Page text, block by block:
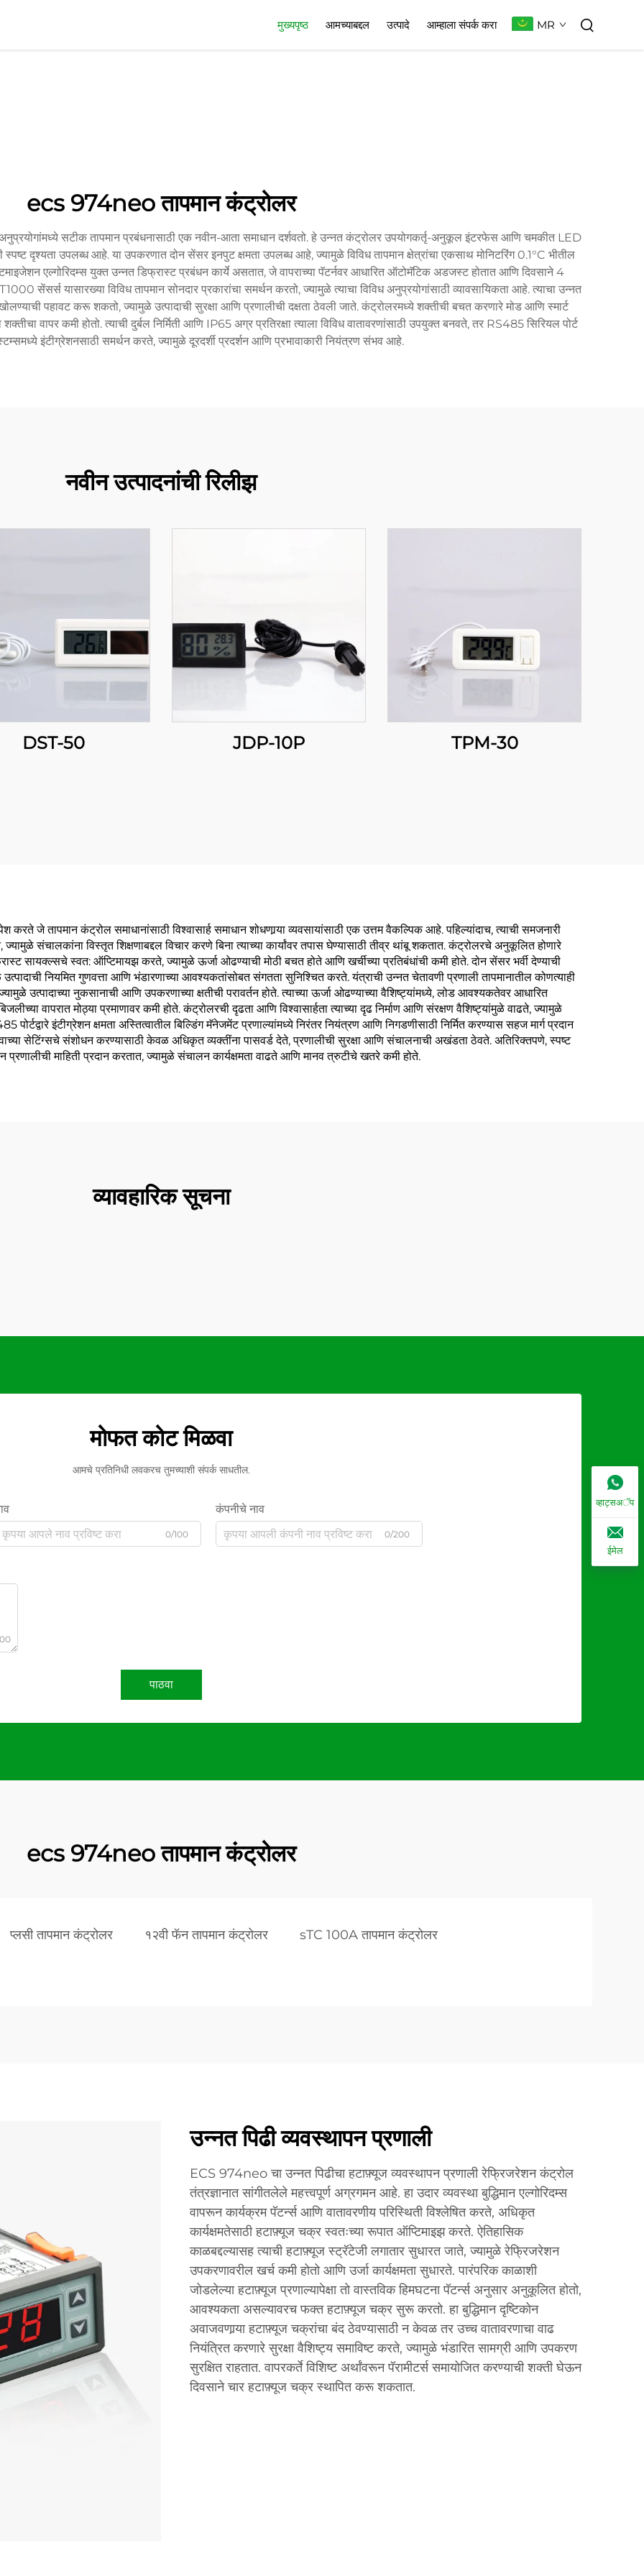
मुख्यपृष्ठ आमच्याबद्दल उत्पादे आम्हाला संपर्क करा MR
ecs 974neo तापमान कंट्रोलर
सटीक तापमान प्रबंधनासाठी एक नवीन-आता समाधान दर्शवतो. हे उन्नत कंट्रोलर उपयोगकर्तृ-अनुकूल इंटरफेस आणि चमकीत LED
दृश्यता उपलब्ध आहे. या उपकरणात दोन सेंसर इनपुट क्षमता उपलब्ध आहे, ज्यामुळे विविध तापमान क्षेत्रांचा एकसाथ मोनिटरिंग 0.1°C भीतील
एल्गोरिदम्स युक्त उन्नत डिफ्रास्ट प्रबंधन कार्ये असतात, जे वापराच्या पॅटर्नवर आधारित ऑटोमॅटिक अडजस्ट होतात आणि दिवसाने 4
यासारख्या विविध तापमान सोनदार प्रकारांचा समर्थन करतो, ज्यामुळे त्याचा विविध अनुप्रयोगांसाठी व्यावसायिकता आहे. त्याचा उन्नत
पहावट करू शकतो, ज्यामुळे उत्पादाची सुरक्षा आणि प्रणालीची दक्षता ठेवली जाते. कंट्रोलरमध्ये शक्तीची बचत करणारे मोड आणि स्मार्ट
वापर कमी होतो. त्याची दुर्बल निर्मिती आणि IP65 अग्र प्रतिरक्षा त्याला विविध वातावरणांसाठी उपयुक्त बनवते, तर RS485 सिरियल पोर्ट
इंटीग्रेशनसाठी समर्थन करते, ज्यामुळे दूरदर्शी प्रदर्शन आणि प्रभावाकारी नियंत्रण संभव आहे.
नवीन उत्पादनांची रिलीझ
DST-50 JDP-10P TPM-30
जे तापमान कंट्रोल समाधानांसाठी विश्वासार्ह समाधान शोधणार्‍या व्यवसायांसाठी एक उत्तम वैकल्पिक आहे. पहिल्यांदाच, त्याची समजनारी
संचालकांना विस्तृत शिक्षणाबद्दल विचार करणे बिना त्याच्या कार्यांवर तपास घेण्यासाठी तीव्र थांबू शकतात. कंट्रोलरचे अनुकूलित होणारे
सायक्ल्सचे स्वत: ऑप्टिमायझ करते, ज्यामुळे ऊर्जा ओढण्याची मोठी बचत होते आणि खर्चीच्या प्रतिबंधांची कमी होते. दोन सेंसर भर्वी देण्याची
नियमित गुणवत्ता आणि भंडारणाच्या आवश्यकतांसोबत संगतता सुनिश्चित करते. यंत्राची उन्नत चेतावणी प्रणाली तापमानातील कोणत्याही
उत्पादाच्या नुकसानाची आणि उपकरणाच्या क्षतीची परावर्तन होते. त्याच्या ऊर्जा ओढण्याच्या वैशिष्ट्यांमध्ये, लोड आवश्यकतेवर आधारित
वापरात मोठ्या प्रमाणावर कमी होते. कंट्रोलरची दृढता आणि विश्वासार्हता त्याच्या दृढ निर्माण आणि संरक्षण वैशिष्ट्यांमुळे वाढते, ज्यामुळे
पोर्टद्वारे इंटीग्रेशन क्षमता अस्तित्वातील बिल्डिंग मॅनेजमेंट प्रणाल्यांमध्ये निरंतर नियंत्रण आणि निगडणीसाठी निर्मित करण्यास सहज मार्ग प्रदान
सेटिंग्सचे संशोधन करण्यासाठी केवळ अधिकृत व्यक्तींना पासवर्ड देते, प्रणालीची सुरक्षा आणि संचालनाची अखंडता ठेवते. अतिरिक्तपणे, स्पष्ट
माहिती प्रदान करतात, ज्यामुळे संचालन कार्यक्षमता वाढते आणि मानव त्रुटीचे खतरे कमी होते.
व्यावहारिक सूचना
मोफत कोट मिळवा
आमचे प्रतिनिधी लवकरच तुमच्याशी संपर्क साधतील.
0/100
कंपनीचे नाव
0/200
पाठवा
ecs 974neo तापमान कंट्रोलर
प्लसी तापमान कंट्रोलर १२वी फॅन तापमान कंट्रोलर sTC 100A तापमान कंट्रोलर
उन्नत पिढी व्यवस्थापन प्रणाली
ECS 974neo चा उन्नत पिढीचा हटाफ़्यूज व्यवस्थापन प्रणाली रेफ्रिजरेशन कंट्रोल
तंत्रज्ञानात सांगीतलेले महत्त्वपूर्ण अग्रगमन आहे. हा उदार व्यवस्था बुद्धिमान एल्गोरिदम्स
वापरून कार्यक्रम पॅटर्न्स आणि वातावरणीय परिस्थिती विश्लेषित करते, अधिकृत
कार्यक्षमतेसाठी हटाफ़्यूज चक्र स्वतःच्या रूपात ऑप्टिमाइझ करते. ऐतिहासिक
काळबद्दल्यासह त्याची हटाफ़्यूज स्ट्रॅटेजी लगातार सुधारत जाते, ज्यामुळे रेफ्रिजरेशन
उपकरणावरील खर्च कमी होतो आणि उर्जा कार्यक्षमता सुधारते. पारंपरिक काळाशी
जोडलेल्या हटाफ़्यूज प्रणाल्यापेक्षा तो वास्तविक हिमघटना पॅटर्न्स अनुसार अनुकूलित होतो,
आवश्यकता असल्यावरच फक्त हटाफ़्यूज चक्र सुरू करतो. हा बुद्धिमान दृष्टिकोन
अवाजवणार्‍या हटाफ़्यूज चक्रांचा बंद ठेवण्यासाठी न केवळ तर उच्च वातावरणाचा वाढ
नियंत्रित करणारे सुरक्षा वैशिष्ट्य समाविष्ट करते, ज्यामुळे भंडारित सामग्री आणि उपकरण
सुरक्षित राहतात. वापरकर्ते विशिष्ट अर्थांवरून पॅरामीटर्स समायोजित करण्याची शक्ती घेऊन
दिवसाने चार हटाफ़्यूज चक्र स्थापित करू शकतात.
व्हाट्सअॅप
ईमेल